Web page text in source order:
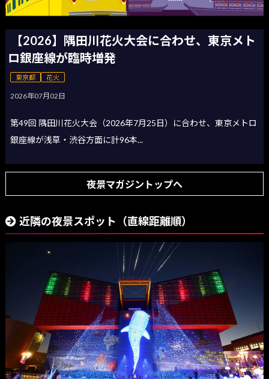
【2026】隅田川花火大会に合わせ、東京メト
ロ銀座線が臨時増発
東京都 花火
2026年07月02日
第49回 隅田川花火大会（2026年7月25日）に合わせ、東京メトロ
銀座線が浅草・渋谷方面に計96本...
夜景マガジントップへ
近隣の夜景スポット（直線距離順）